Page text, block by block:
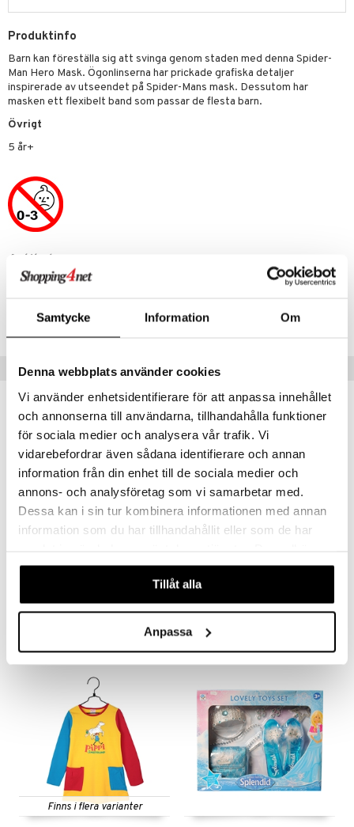
Samtycke Information Om
Denna webbplats använder cookies
Vi använder enhetsidentifierare för att anpassa innehållet
och annonserna till användarna, tillhandahålla funktioner
för sociala medier och analysera vår trafik. Vi
vidarebefordrar även sådana identifierare och annan
information från din enhet till de sociala medier och
annons- och analysföretag som vi samarbetar med.
Dessa kan i sin tur kombinera informationen med annan
information som du har tillhandahållit eller som de har
våra cookies vid fortsatt användande av vår webbplats.
Tillåt alla
Anpassa
Produktinfo
Barn kan föreställa sig att svinga genom staden med denna Spider-
Man Hero Mask. Ögonlinserna har prickade grafiska detaljer
inspirerade av utseendet på Spider-Mans mask. Dessutom har
masken ett flexibelt band som passar de flesta barn.
Övrigt
5 år+
Artikelnr
TSP32-1-XX
Lägsta pris senaste 30 dagarna: 195 kr
Populära produkter
Pippi Långstrump kläder
269 kr
Pippi-dräkt: Peruk
PIPPI LÅNGSTRUMP
189 kr
Finns i flera varianter
Barn
Love
Prinsessor
Gris
Potter
Kitty
Mu
Pony
Patrol
& Findus
Långstrump
City
Classic
Creator
Disney
Disney Princess
DUPLO
Friends
Minecraft
Ninjago
Spidey
Super Heroes
leksaker